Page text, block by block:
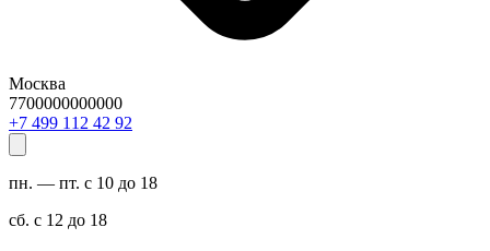
Москва
7700000000000
29 24 211 994 7+
пн. — пт. с 10 до 18
сб. с 12 до 18